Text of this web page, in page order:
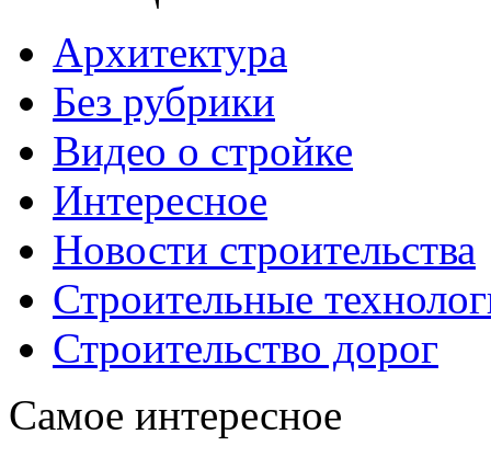
Архитектура
Без рубрики
Видео о стройке
Интересное
Новости строительства
Строительные
Строительство дорог
Самое интересное